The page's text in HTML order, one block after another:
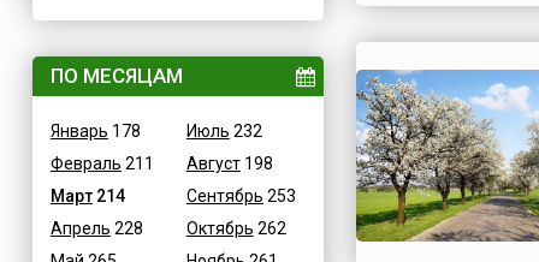
Египет
Израиль
Индия
Иордания
Ирак
Водные
Детские
В честь икон
Дни памяти святых
Конституционные
ПО МЕСЯЦАМ
Январь 178
Февраль 211
Март214
Апрель 228
Июль 232
Август198
Сентябрь 253
Октябрь 262